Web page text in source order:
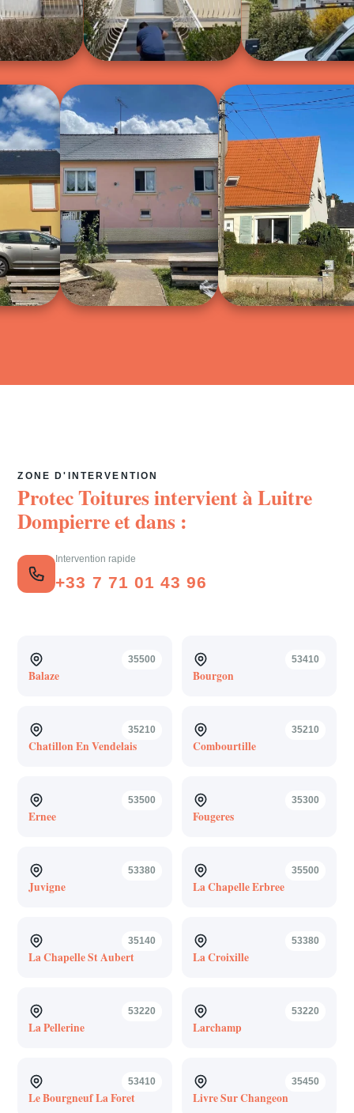
ZONE D'INTERVENTION
Protec Toitures intervient àLuitre
Dompierreet dans :
Intervention rapide
+33 7 71 01 43 96
35500
Balaze
53410
Bourgon
35210
Chatillon En Vendelais
35210
Combourtille
53500
Ernee
35300
Fougeres
53380
Juvigne
35500
La Chapelle Erbree
35140
La Chapelle St Aubert
53380
La Croixille
53220
La Pellerine
53220
Larchamp
53410
Le Bourgneuf La Foret
35450
Livre Sur Changeon